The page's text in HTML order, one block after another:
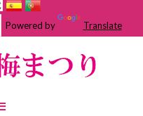
Powered by Translate